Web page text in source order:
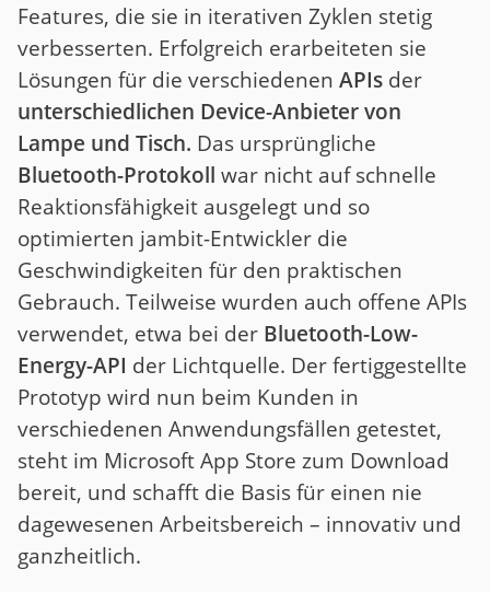
Features, die sie in iterativen Zyklen stetig
verbesserten. Erfolgreich erarbeiteten sie
Lösungen für die verschiedenen APIs der
unterschiedlichen Device-Anbieter von
Lampe und Tisch. Das ursprüngliche
Bluetooth-Protokoll war nicht auf schnelle
Reaktionsfähigkeit ausgelegt und so
optimierten jambit-Entwickler die
Geschwindigkeiten für den praktischen
Gebrauch. Teilweise wurden auch offene APIs
verwendet, etwa bei der Bluetooth-Low-
Energy-API der Lichtquelle. Der fertiggestellte
Prototyp wird nun beim Kunden in
verschiedenen Anwendungsfällen getestet,
steht im Microsoft App Store zum Download
bereit, und schafft die Basis für einen nie
dagewesenen Arbeitsbereich – innovativ und
ganzheitlich.